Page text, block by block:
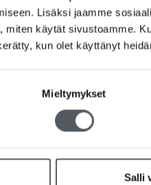
Lisäksi jaamme
miten käytät sivustoamme.
kun olet käyttänyt
Mieltymykset
Salli
Lisää ostoskoriin